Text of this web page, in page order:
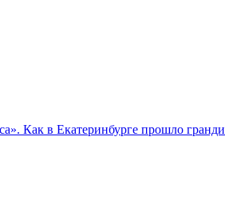
Как в Екатеринбурге прошло